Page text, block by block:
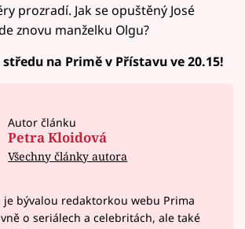
prozradí. Jak se opuštěný José
znovu manželku Olgu?
na Primě v Přístavu ve 20.15!
Autor článku
Petra Kloidová
Všechny články autora
je bývalou redaktorkou webu Prima
o seriálech a celebritách, ale také